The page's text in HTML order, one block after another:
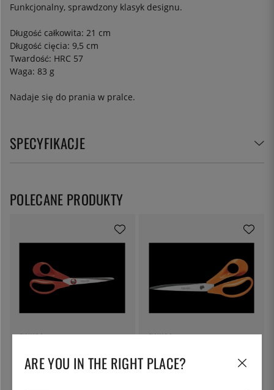
Funkcjonalny, sprawdzony klasyk designu.
Długość całkowita: 21 cm
Długość cięcia: 9,5 cm
Twardość: HRC 57
Waga: 83 g
Nadaje się do prania w pralce.
SPECYFIKACJE
FISKARS
leworęcznych 21 cm,
ergonomiczne uchwyty
FISKARS
ergonomiczne uchwyty - Fiskars
POLECANE PRODUKTY
ARE YOU IN THE RIGHT PLACE?